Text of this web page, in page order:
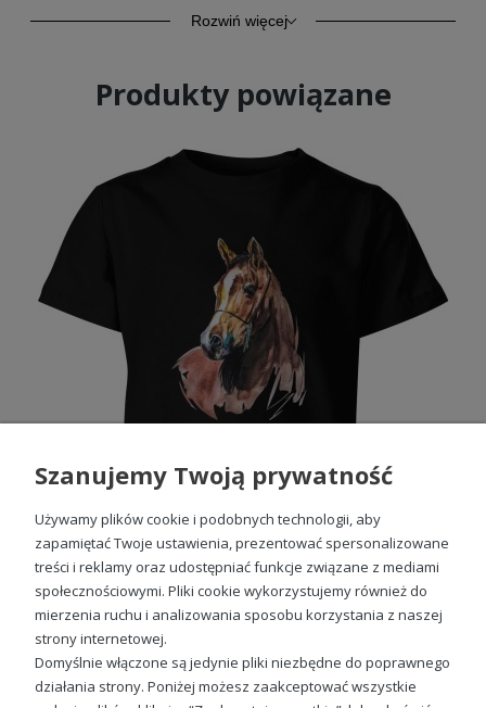
znajduje zastosowanie również jako odzież
Trwały nadruk sitodrukiem.
Rozwiń więcej
Produkty powiązane
Koń Dziecięca koszulka z koniem
49,98 zł
Szanujemy Twoją prywatność
Używamy plików cookie i podobnych technologii, aby
zapamiętać Twoje ustawienia, prezentować spersonalizowane
treści i reklamy oraz udostępniać funkcje związane z mediami
społecznościowymi. Pliki cookie wykorzystujemy również do
mierzenia ruchu i analizowania sposobu korzystania z naszej
strony internetowej.
Domyślnie włączone są jedynie pliki niezbędne do poprawnego
działania strony. Poniżej możesz zaakceptować wszystkie